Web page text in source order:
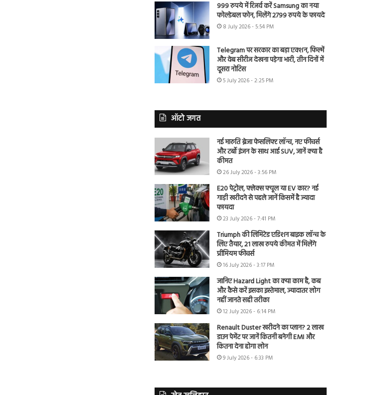
999 रुपये में रिजर्व करें Samsung का नया
फोल्डेबल फोन, मिलेंगे 2799 रुपये के फायदे
8 July 2026 - 5:54 PM
Telegram पर सरकार का बड़ा एक्शन, फिल्में
और वेब सीरीज देखना पड़ेगा भारी, तीन दिनों में
दूसरा नोटिस
5 July 2026 - 2:25 PM
ऑटो जगत
नई मारुति ब्रेजा फेसलिफ्ट लॉन्च, नए फीचर्स
और टर्बो इंजन के साथ आई SUV, जानें क्या है
कीमत
26 July 2026 - 3:56 PM
E20 पेट्रोल, फ्लेक्स फ्यूल या EV कार? नई
गाड़ी खरीदने से पहले जानें किसमें है ज्यादा
फायदा
23 July 2026 - 7:41 PM
Triumph की लिमिटेड एडिशन बाइक लॉन्च के
लिए तैयार, 21 लाख रुपये कीमत में मिलेंगे
प्रीमियम फीचर्स
16 July 2026 - 3:17 PM
जानिए Hazard Light का क्या काम है, कब
और कैसे करें इसका इस्तेमाल, ज्यादातर लोग
नहीं जानते सही तरीका
12 July 2026 - 6:14 PM
Renault Duster खरीदने का प्लान? 2 लाख
डाउन पेमेंट पर जानें कितनी बनेगी EMI और
कितना देना होगा लोन
9 July 2026 - 6:33 PM